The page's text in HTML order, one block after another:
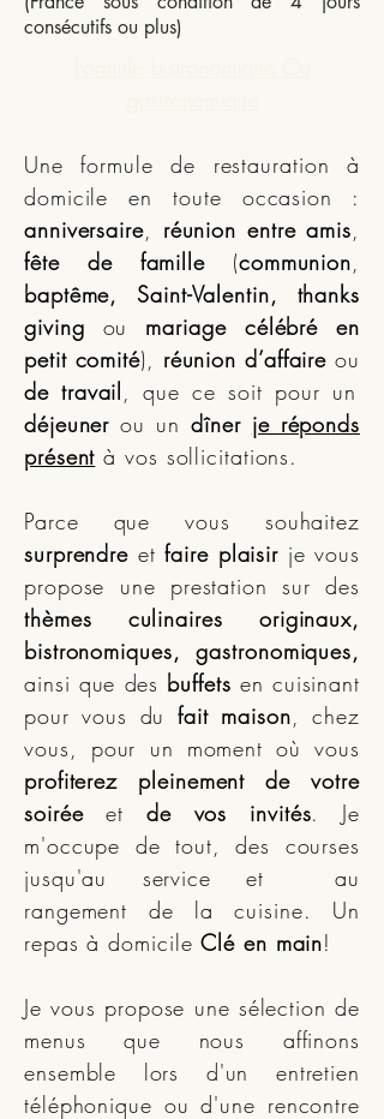
consécutifs ou plus)
Une formule de restauration à
domicile en toute occasion :
anniversaire, réunion entre amis,
fête de famille(communion,
baptême, Saint-Valentin, thanks
giving ou mariage célébré en
petit comité), réunion d’affaireou
de travail, que ce soit pour un
déjeunerou undîner je réponds
présent à vos sollicitations.
Parce que vous souhaitez
surprendre etfaire plaisir je vous
propose une prestation sur des
thèmes culinaires originaux,
bistronomiques, gastronomiques,
ainsi que des buffets en cuisinant
pour vous dufait maison, chez
vous, pour un moment où vous
profiterez pleinement de votre
soiréeet de vos invités. Je
m'occupe de tout, des courses
jusqu'au service et au
rangement de la cuisine. Un
repas à domicileClé en main!
Je vous propose une sélection de
menus que nous affinons
ensemble lors d'un entretien
téléphonique ou d'une rencontre